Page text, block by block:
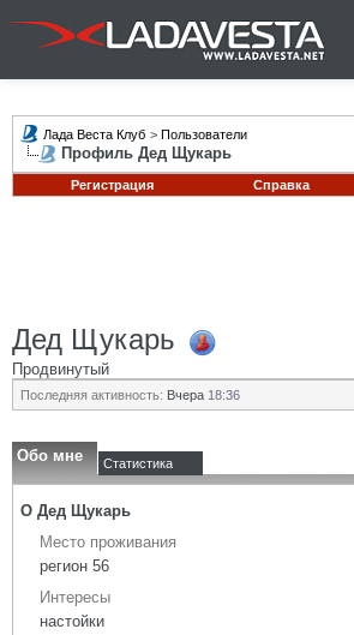
Лада Веста Клуб > Пользователи
Профиль Дед Щукарь
Регистрация Справка
Дед Щукарь
Продвинутый
Последняя активность: Вчера 18:36
Обо мне Статистика
О Дед Щукарь
Место проживания
регион 56
Интересы
настойки